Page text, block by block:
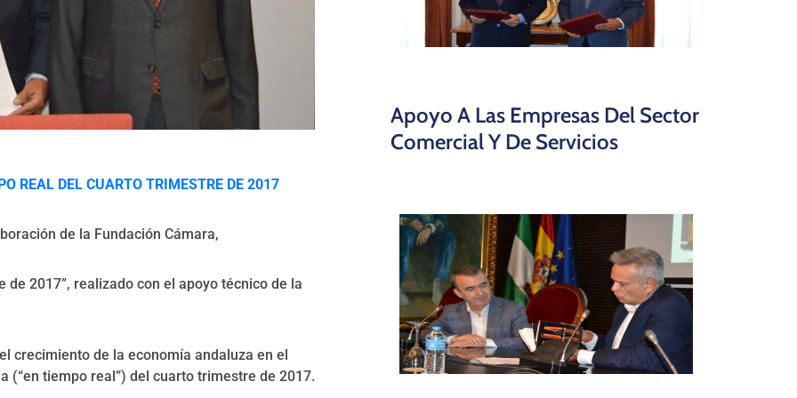
REAL DEL CUARTO TRIMESTRE DE 2017
de la Fundación Cámara,
2017”, realizado con el apoyo técnico de la
crecimiento de la economía andaluza en el
tiempo real”) del cuarto trimestre de 2017.
Apoyo A Las Empresas Del Sector
Comercial Y De Servicios